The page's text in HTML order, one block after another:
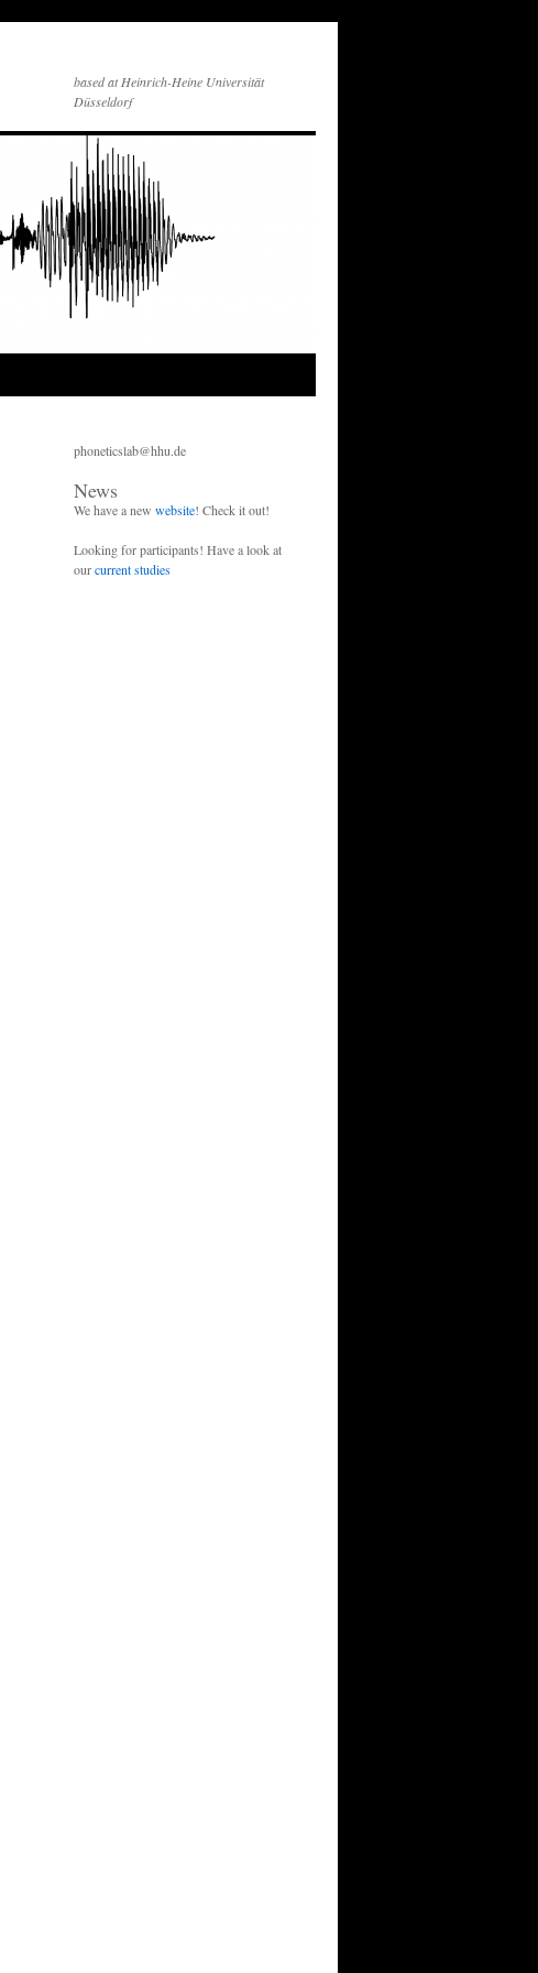
based at Heinrich-Heine Universität
Düsseldorf
phoneticslab@hhu.de
News
We have a new website! Check it out!
Looking for participants! Have a look at
ourcurrent studies